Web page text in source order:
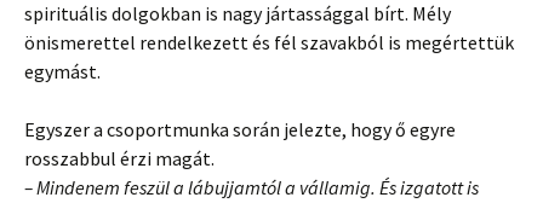
spirituális dolgokban is nagy jártassággal bírt. Mély
önismerettel rendelkezett és fél szavakból is megértettük
egymást.
Egyszer a csoportmunka során jelezte, hogy ő egyre
rosszabbul érzi magát.
– Mindenem feszül a lábujjamtól a vállamig. És izgatott is